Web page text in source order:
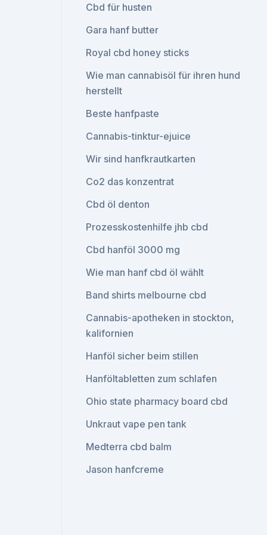
Cbd für husten
Gara hanf butter
Royal cbd honey sticks
Wie man cannabisöl für ihren hund
herstellt
Beste hanfpaste
Cannabis-tinktur-ejuice
Wir sind hanfkrautkarten
Co2 das konzentrat
Cbd öl denton
Prozesskostenhilfe jhb cbd
Cbd hanföl 3000 mg
Wie man hanf cbd öl wählt
Band shirts melbourne cbd
Cannabis-apotheken in stockton,
kalifornien
Hanföl sicher beim stillen
Hanföltabletten zum schlafen
Ohio state pharmacy board cbd
Unkraut vape pen tank
Medterra cbd balm
Jason hanfcreme